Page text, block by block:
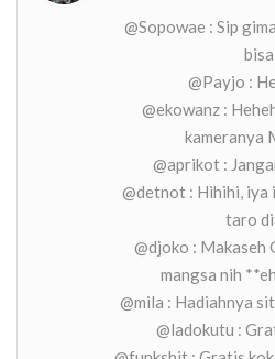
@Sopowae : Sip
@Payjo :
@ekowanz :
kameranya
@aprikot :
@detnot : Hihihi, iya
taro
@djoko : Makaseh
mangsa nih
@mila : Hadiahnya
@ladokutu :